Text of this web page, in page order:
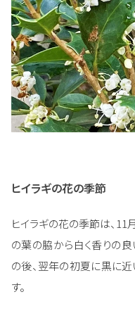
ヒイラギの花の季節
ヒイラギの花の季節は、11
の葉の脇から白く香りの
の後、翌年の初夏に黒に
す。